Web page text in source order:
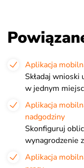
Aplikacja
Składaj
w jednym
Aplikacja
nadgodziny
Skonfiguruj
wynagrodzenie
Aplikacja